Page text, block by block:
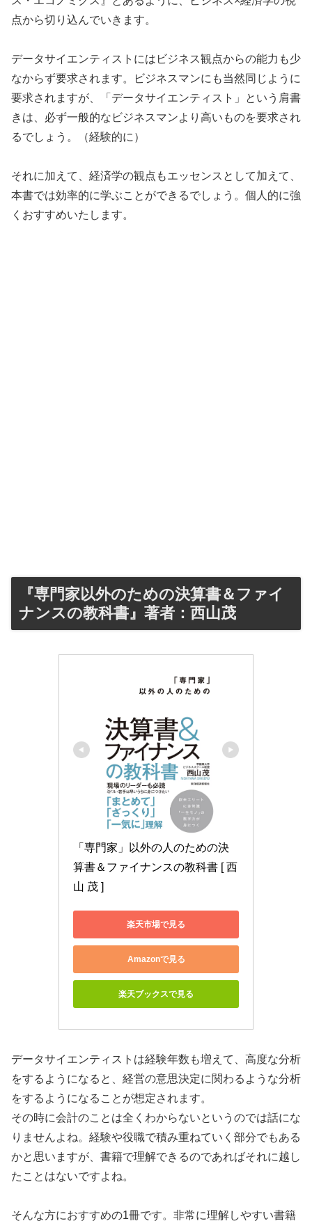
点から切り込んでいきます。
データサイエンティストにはビジネス観点からの能力も少
なからず要求されます。ビジネスマンにも当然同じように
要求されますが、「データサイエンティスト」という肩書
きは、必ず一般的なビジネスマンより高いものを要求され
るでしょう。（経験的に）
それに加えて、経済学の観点もエッセンスとして加えて、
本書では効率的に学ぶことができるでしょう。個人的に強
くおすすめいたします。
『専門家以外のための決算書＆ファイ
ナンスの教科書』著者：西山茂
「専門家」以外の人のための決
算書＆ファイナンスの教科書 [ 西
山 茂 ]
楽天市場で見る
Amazonで見る
楽天ブックスで見る
データサイエンティストは経験年数も増えて、高度な分析
をするようになると、経営の意思決定に関わるような分析
をするようになることが想定されます。
その時に会計のことは全くわからないというのでは話にな
りませんよね。経験や役職で積み重ねていく部分でもある
かと思いますが、書籍で理解できるのであればそれに越し
たことはないですよね。
そんな方におすすめの1冊です。非常に理解しやすい書籍